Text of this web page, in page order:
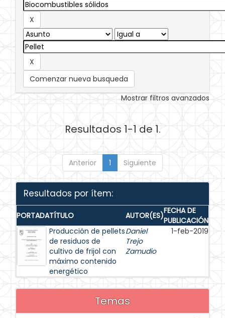
Comenzar nueva busqueda
Mostrar filtros avanzados
Resultados 1-1 de 1.
Anterior 1 Siguiente
Resultados por ítem:
PORTADATÍTULO AUTOR(ES)FECHA DE
PUBLICACIÓN
Producción de pellets
de residuos de
cultivo de frijol con
máximo contenido
energético
Daniel
Trejo
Zamudio
1-feb-2019
Temas